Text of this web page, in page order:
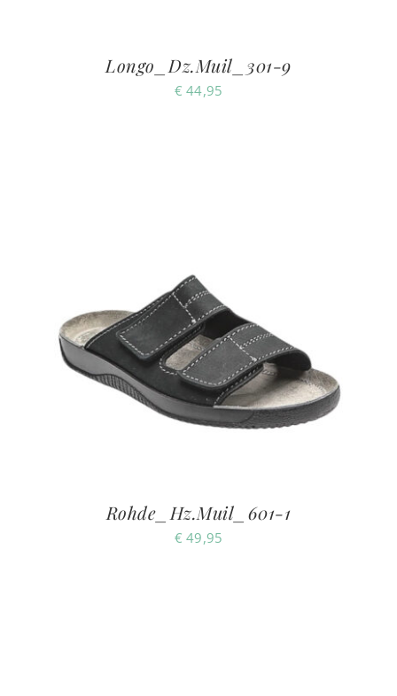
Longo_Dz.Muil_301-9
€ 44,95
Rohde_Hz.Muil_601-1
€ 49,95